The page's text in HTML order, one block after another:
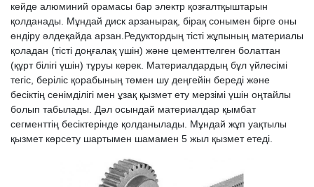
кейде алюминий орамасы бар электр қозғалтқыштарын
қолданады. Мұндай диск арзанырақ, бірақ сонымен бірге оны
өндіру әлдеқайда арзан.Редуктордың тісті жұпының материалы
қоладан (тісті доңғалақ үшін) және цементтелген болаттан
(құрт білігі үшін) тұруы керек. Материалдардың бұл үйлесімі
тегіс, беріліс қорабының төмен шу деңгейін береді және
бесіктің сенімділігі мен ұзақ қызмет ету мерзімі үшін оңтайлы
болып табылады. Дәл осындай материалдар қымбат
сегменттің бесіктерінде қолданылады. Мұндай жұп уақтылы
қызмет көрсету шартымен шамамен 5 жыл қызмет етеді.